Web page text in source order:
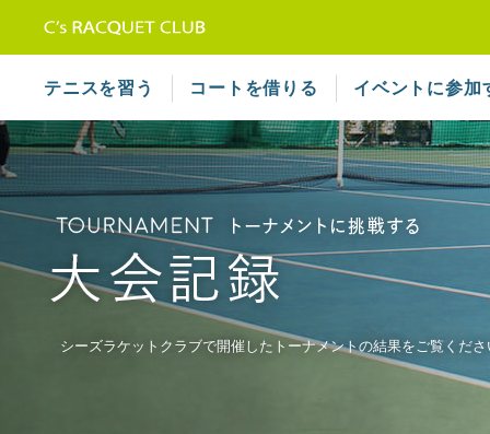
テニスを習う コートを借りる イベントに参加
シーズラケットクラブで開催したトーナメントの結果をご覧くださ